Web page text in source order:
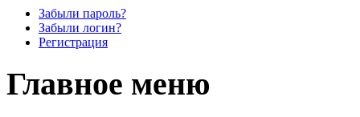
Забыли пароль?
Забыли логин?
Регистрация
Главное меню